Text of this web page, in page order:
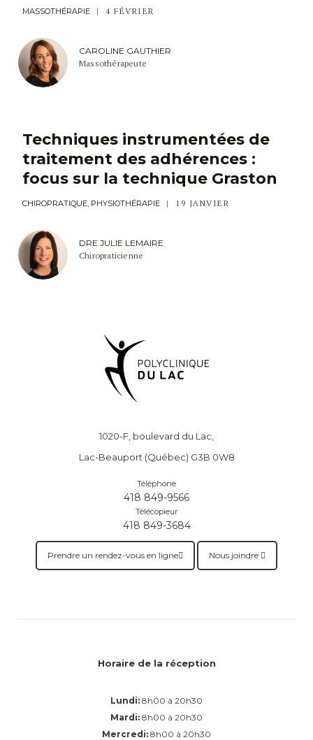
MASSOTHÉRAPIE 4 FÉVRIER
CAROLINE GAUTHIER
Massothérapeute
Techniques instrumentées de
traitement des adhérences :
focus sur la technique Graston
CHIROPRATIQUE, PHYSIOTHÉRAPIE 19 JANVIER
DRE JULIE LEMAIRE
Chiropraticienne
1020-F, boulevard du Lac,
Lac-Beauport (Québec) G3B 0W8
Téléphone
418 849-9566
Télécopieur
418 849-3684
Prendre un rendez-vous en ligne Nous joindre
Horaire de la réception
Lundi: 8h00 à 20h30
Mardi: 8h00 à 20h30
Mercredi: 8h00 à 20h30